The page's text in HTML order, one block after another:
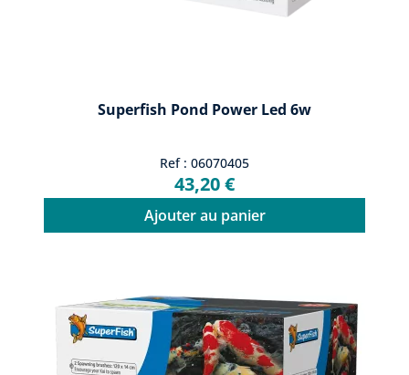
Superfish Pond Power Led 6w
Ref : 06070405
43,20 €
Ajouter au panier